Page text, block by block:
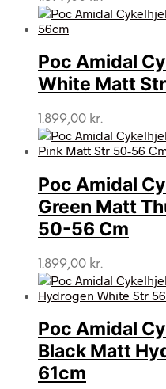
Poc Amidal
White Matt
1.899,00 kr.
Poc Amidal
Green Matt
50-56 Cm
1.899,00 kr.
Poc Amidal
Black Matt
61cm